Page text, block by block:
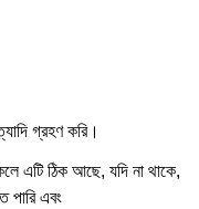
গ্রহণ করি।
এটি ঠিক আছে, যদি না থাকে,
পারি এবং